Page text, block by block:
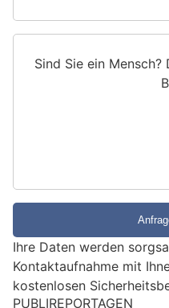
Sind Sie ein
e
i
n
M
Ihre Daten werden
Kontaktaufnahme mit
kostenlosen